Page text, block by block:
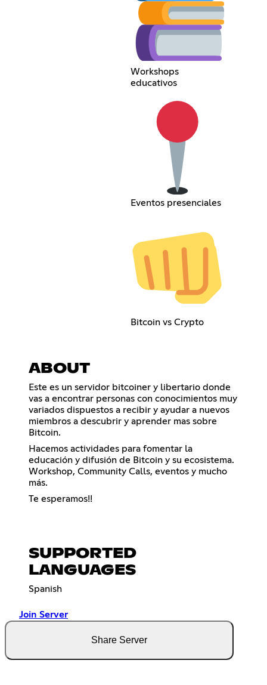
Workshops
educativos
Eventos presenciales
Bitcoin vs Crypto
ABOUT
Este es un servidor bitcoiner y libertario donde
vas a encontrar personas con conocimientos muy
variados dispuestos a recibir y ayudar a nuevos
miembros a descubrir y aprender mas sobre
Bitcoin.
Hacemos actividades para fomentar la
educación y difusión de Bitcoin y su ecosistema.
Workshop, Community Calls, eventos y mucho
más.
Te esperamos!!
SUPPORTED
LANGUAGES
Spanish
Join Server
Share Server